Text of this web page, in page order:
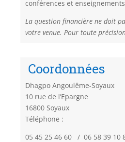
conférences et
La question financière ne doit
votre venue. Pour toute
Coordonnées
Dhagpo Angoulême-Soyaux
10 rue de l’Epargne
16800 Soyaux
Téléphone :
05 45 25 46 60 / 06 58 39 10